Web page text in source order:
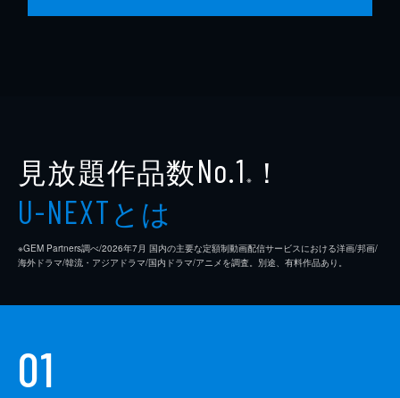
見放題作品数No.1 ※ ！
U-NEXTとは
※GEM Partners調べ/2026年7⽉ 国内の主要な定額制動画配信サービスにおける洋画/邦画/
海外ドラマ/韓流・アジアドラマ/国内ドラマ/アニメを調査。別途、有料作品あり。
01